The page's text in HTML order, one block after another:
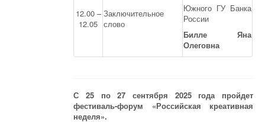
12.00 –
12.05
Заключительное
слово
Южного ГУ Банка
России
Билле Яна
Олеговна
С 25 по 27 сентября 2025 года пройдет
фестиваль-форум «Российская креативная
неделя».